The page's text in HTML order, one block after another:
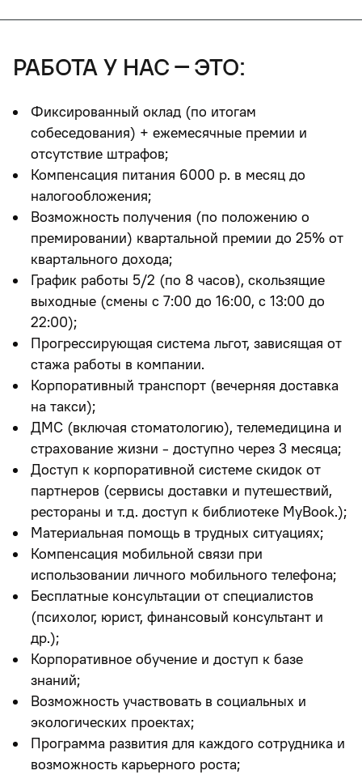
работа у нас – это:
Фиксированный оклад (по итогам
собеседования) + ежемесячные премии и
отсутствие штрафов;
Компенсация питания 6000 р. в месяц до
налогообложения;
Возможность получения (по положению о
премировании) квартальной премии до 25% от
квартального дохода;
График работы 5/2 (по 8 часов), скользящие
выходные (смены с 7:00 до 16:00, с 13:00 до
22:00);
Прогрессирующая система льгот, зависящая от
стажа работы в компании.
Корпоративный транспорт (вечерняя доставка
на такси);
ДМС (включая стоматологию), телемедицина и
страхование жизни - доступно через 3 месяца;
Доступ к корпоративной системе скидок от
партнеров (сервисы доставки и путешествий,
рестораны и т.д. доступ к библиотеке MyBook.);
Материальная помощь в трудных ситуациях;
Компенсация мобильной связи при
использовании личного мобильного телефона;
Бесплатные консультации от специалистов
(психолог, юрист, финансовый консультант и
др.);
Корпоративное обучение и доступ к базе
знаний;
Возможность участвовать в социальных и
экологических проектах;
Программа развития для каждого сотрудника и
возможность карьерного роста;